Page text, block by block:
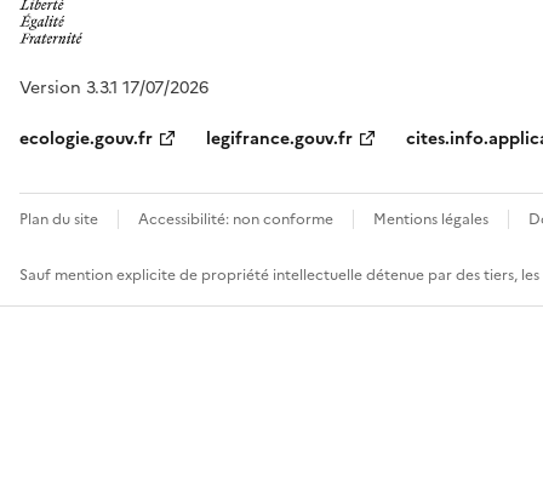
Version 3.3.1 17/07/2026
ecologie.gouv.fr
legifrance.gouv.fr
Plan du site Accessibilité: non conforme Mentions légales
Sauf mention explicite de propriété intellectuelle détenue par des tiers,